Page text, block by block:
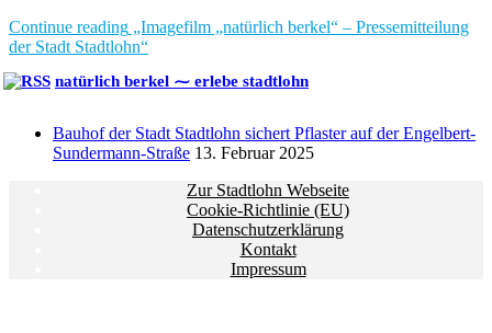
Continue reading „Imagefilm „natürlich berkel“ – Pressemitteilung
der Stadt Stadtlohn“
natürlich berkel ⁓ erlebe stadtlohn
Bauhof der Stadt Stadtlohn sichert Pflaster auf der Engelbert-
Sundermann-Straße 13. Februar 2025
Zur Stadtlohn Webseite
Cookie-Richtlinie (EU)
Datenschutzerklärung
Kontakt
Impressum